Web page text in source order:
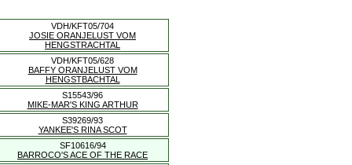
VDH/KFT05/704
JOSIE ORANJELUST VOM
HENGSTRACHTAL
VDH/KFT05/628
BAFFY ORANJELUST VOM
HENGSTBACHTAL
S15543/96
MIKE-MAR'S KING ARTHUR
S39269/93
YANKEE'S RINA SCOT
SF10616/94
BARROCO'S ACE OF THE RACE